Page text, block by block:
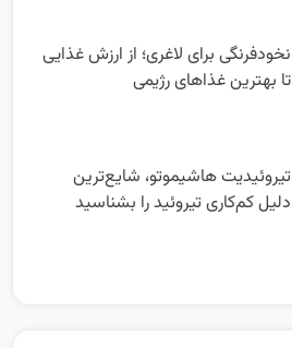
نخودفرنگی برای لاغری؛ از ارزش غذایی
تا بهترین غذاهای رژیمی
تیروئیدیت هاشیموتو، شایع‌ترین
دلیل کم‌کاری تیروئید را بشناسید